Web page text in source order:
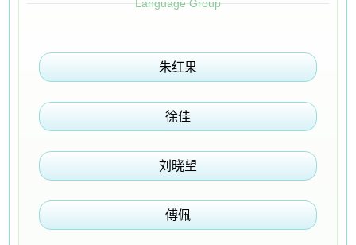
Language Group
朱红果
徐佳
刘晓望
傅佩